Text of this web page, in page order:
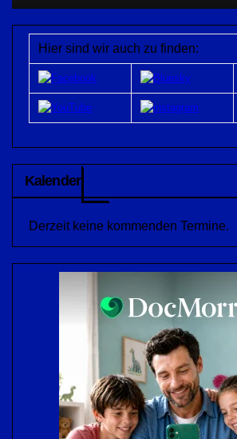
Hier sind wir auch zu finden:
Kalender
Derzeit keine kommenden Termine.